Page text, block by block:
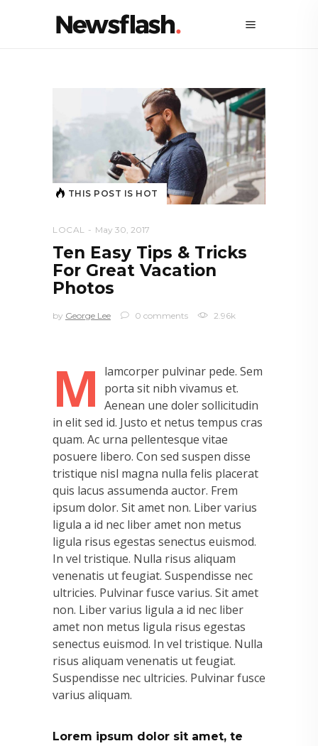
THIS POST IS HOT
LOCAL May 30, 2017
Ten Easy Tips & Tricks
For Great Vacation
Photos
by George Lee 0 comments 2.96k
M
lamcorper pulvinar pede. Sem
porta sit nibh vivamus et.
Aenean une doler sollicitudin
in elit sed id. Justo et netus tempus cras
quam. Ac urna pellentesque vitae
posuere libero. Con sed suspen disse
tristique nisl magna nulla felis placerat
quis lacus assumenda auctor. Frem
ipsum dolor. Sit amet non. Liber varius
ligula a id nec liber amet non metus
ligula risus egestas senectus euismod.
In vel tristique. Nulla risus aliquam
venenatis ut feugiat. Suspendisse nec
ultricies. Pulvinar fusce varius. Sit amet
non. Liber varius ligula a id nec liber
amet non metus ligula risus egestas
senectus euismod. In vel tristique. Nulla
risus aliquam venenatis ut feugiat.
Suspendisse nec ultricies. Pulvinar fusce
varius aliquam.
Lorem ipsum dolor sit amet, te